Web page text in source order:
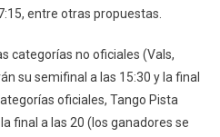
entre otras propuestas.
categorías no oficiales (Vals,
su semifinal a las 15:30 y la final
oficiales, Tango Pista
final a las 20 (los ganadores se